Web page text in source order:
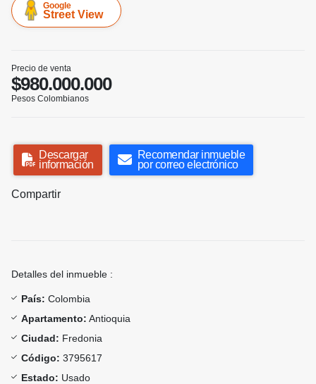
Google
Street View
Precio de venta
$980.000.000
Pesos Colombianos
Descargar
información
Recomendar inmueble
por correo electrónico
Compartir
Detalles del inmueble :
País: Colombia
Apartamento: Antioquia
Ciudad: Fredonia
Código: 3795617
Estado: Usado